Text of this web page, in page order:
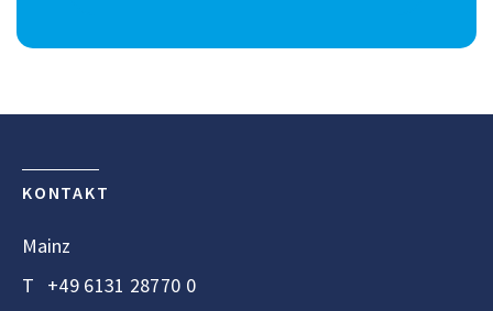
KONTAKT
Mainz
T +49 6131 28770 0